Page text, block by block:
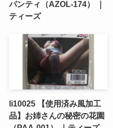
パンティ（AZOL-174） ｜
ティーズ
li10025 【使用済み風加工
品】お姉さんの秘密の花園